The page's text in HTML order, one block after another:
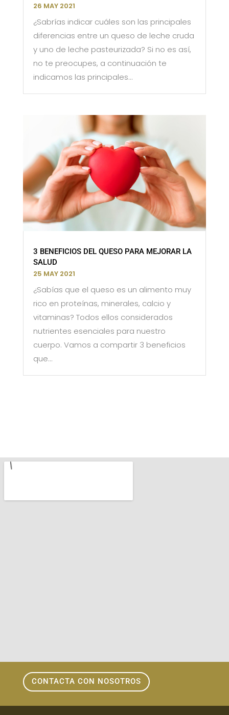
26 MAY 2021
¿Sabrías indicar cuáles son las principales
diferencias entre un queso de leche cruda
y uno de leche pasteurizada? Si no es así,
no te preocupes, a continuación te
indicamos las principales...
3 BENEFICIOS DEL QUESO PARA MEJORAR LA
SALUD
25 MAY 2021
¿Sabías que el queso es un alimento muy
rico en proteínas, minerales, calcio y
vitaminas? Todos ellos considerados
nutrientes esenciales para nuestro
cuerpo. Vamos a compartir 3 beneficios
que...
CONTACTA CON NOSOTROS